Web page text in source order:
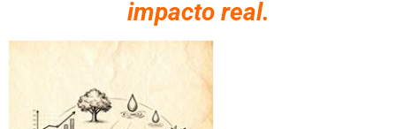
impacto real.